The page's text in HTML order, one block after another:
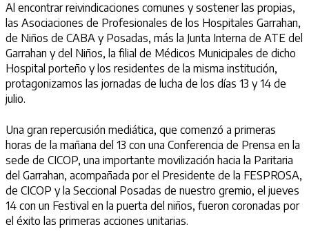
Al encontrar reivindicaciones comunes y sostener las propias,
las Asociaciones de Profesionales de los Hospitales Garrahan,
de Niños de CABA y Posadas, más la Junta Interna de ATE del
Garrahan y del Niños, la filial de Médicos Municipales de dicho
Hospital porteño y los residentes de la misma institución,
protagonizamos las jornadas de lucha de los días 13 y 14 de
julio.
Una gran repercusión mediática, que comenzó a primeras
horas de la mañana del 13 con una Conferencia de Prensa en la
sede de CICOP, una importante movilización hacia la Paritaria
del Garrahan, acompañada por el Presidente de la FESPROSA,
de CICOP y la Seccional Posadas de nuestro gremio, el jueves
14 con un Festival en la puerta del niños, fueron coronadas por
el éxito las primeras acciones unitarias.